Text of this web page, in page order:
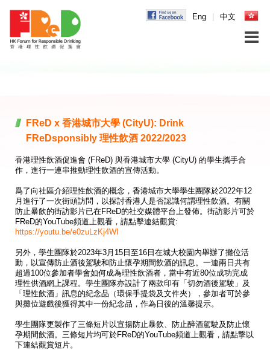
Eng 中文
FReD x 香港城市大學 (CityU): Drink
FReDsponsibly 理性飲酒 2022/2023
香港理性飲酒促進會 (FReD) 與香港城市大學 (CityU) 的學生攜手合
作，進行一連串推動理性飲酒的宣傳活動。
爲了向社區介紹理性飲酒的概念，香港城市大學學生團隊於2022年12
月進行了一次街頭訪問，以探討香港人是否認識何謂理性飲酒。有關
防止暴飲的街訪影片已在FReD的社交媒體平台上發佈。街訪影片可於
FReD的YouTube頻道上觀看，請點擊連結觀賞:
https://youtu.be/e0zuLzKj4WI
另外，學生團隊於2023年3月15日至16日在城大校園內舉辦了攤位活
動，以宣傳防止酒後駕駛和防止懷孕期間飲酒的訊息。一連兩日共有
超過100位參加者學會如何成為理性飲酒者，當中有近80位成功完成
理性供酒網上課程。學生團隊亦設計了兩款印有「切勿酒後駕駛」及
「理性飲酒」訊息的紀念品（環保手提袋及文件夾），參加者可於參
與攤位遊戲後獲得其中一份紀念品，作為日後的溫馨提示。
學生團隊更製作了三條短片以宣揚防止暴飲、防止醉酒駕駛及防止懷
孕期間飲酒。三條短片均可於FReD的YouTube頻道上觀看，請點撃以
下連結觀賞短片。